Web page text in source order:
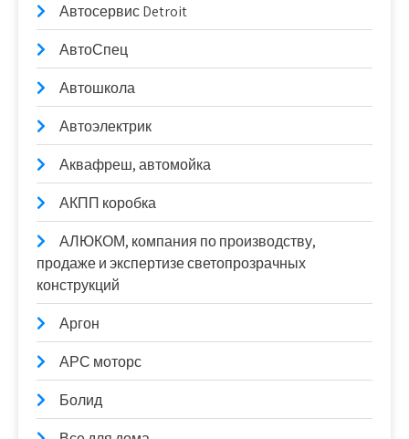
Автосервис Detroit
АвтоСпец
Автошкола
Автоэлектрик
Аквафреш, автомойка
АКПП коробка
АЛЮКОМ, компания по производству,
продаже и экспертизе светопрозрачных
конструкций
Аргон
АРС моторс
Болид